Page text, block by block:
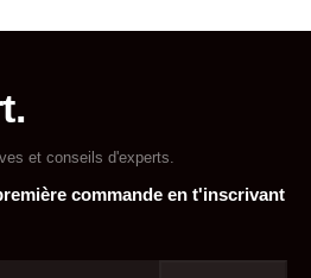
et conseils d'experts.
commande en t'inscrivant